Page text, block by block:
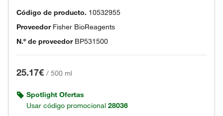
Código de producto. 10532955
Proveedor Fisher BioReagents
N.º de proveedor BP531500
25.17€ / 500 ml
Spotlight Ofertas
Usar código promocional 28036